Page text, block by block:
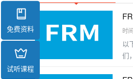
时
以
们
免费资料
试听课程